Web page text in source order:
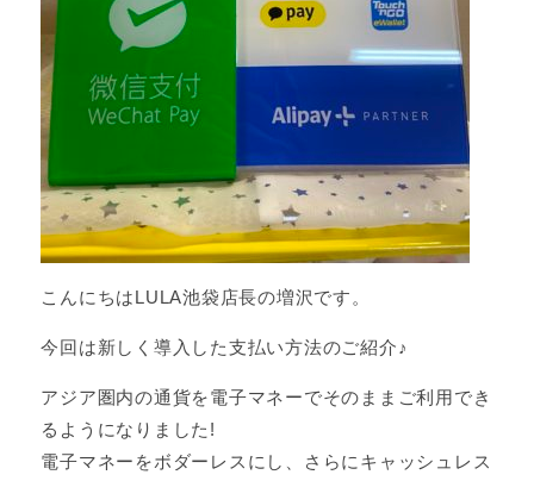
こんにちはLULA池袋店長の増沢です。
今回は新しく導入した支払い方法のご紹介♪
アジア圏内の通貨を電子マネーでそのままご利用でき
るようになりました!
電子マネーをボダーレスにし、さらにキャッシュレス